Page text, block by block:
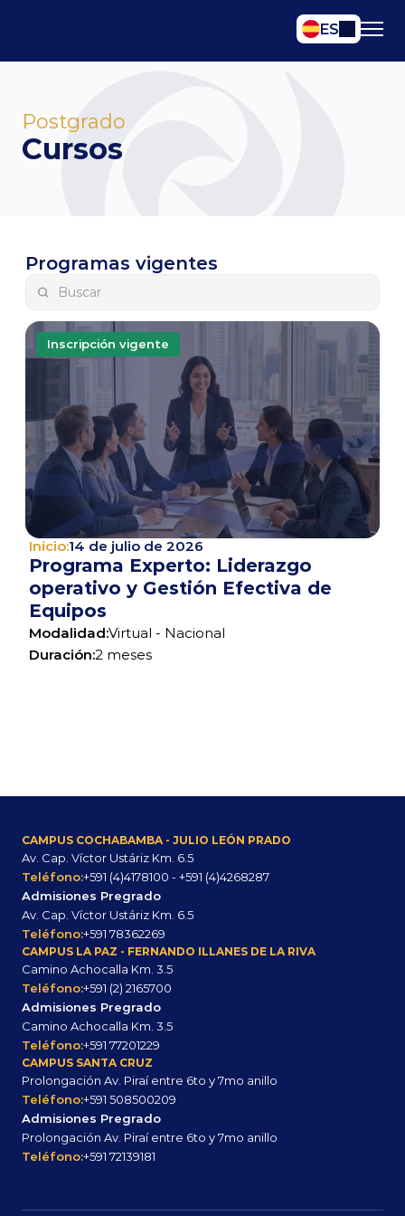
Select Language
ES
Postgrado
Cursos
Programas vigentes
Inicio:14 de julio de 2026
Programa Experto: Liderazgo
operativo y Gestión Efectiva de
Equipos
Modalidad:Virtual - Nacional
Duración:2 meses
Inscripción vigente
CAMPUS COCHABAMBA - JULIO LEÓN PRADO
Av. Cap. Víctor Ustáriz Km. 6.5
Teléfono:+591 (4)4178100 - +591 (4)4268287
Admisiones Pregrado
Av. Cap. Víctor Ustáriz Km. 6.5
Teléfono:+591 78362269
CAMPUS LA PAZ - FERNANDO ILLANES DE LA RIVA
Camino Achocalla Km. 3.5
Teléfono:+591 (2) 2165700
Admisiones Pregrado
Camino Achocalla Km. 3.5
Teléfono:+591 77201229
CAMPUS SANTA CRUZ
Prolongación Av. Piraí entre 6to y 7mo anillo
Teléfono:+591 508500209
Admisiones Pregrado
Prolongación Av. Piraí entre 6to y 7mo anillo
Teléfono:+591 72139181